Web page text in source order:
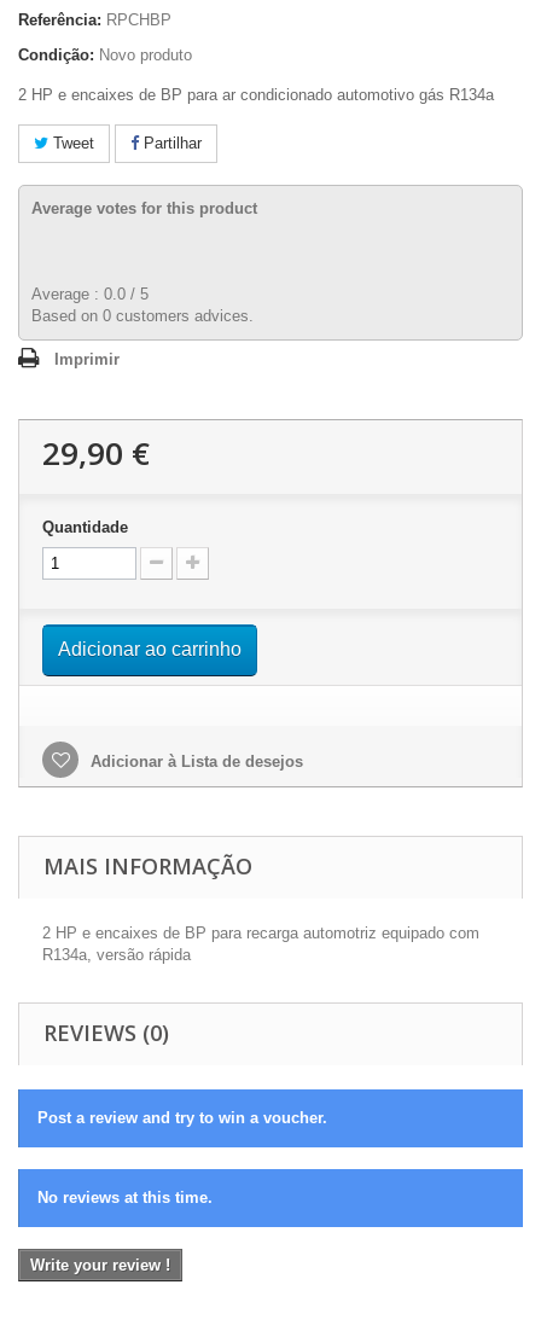
Referência: RPCHBP
Condição: Novo produto
2 HP e encaixes de BP para ar condicionado automotivo gás R134a
Tweet Partilhar
Average votes for this product
Average : 0.0 / 5
Based on 0 customers advices.
Imprimir
29,90 €
Quantidade
Adicionar ao carrinho
Adicionar à Lista de desejos
MAIS INFORMAÇÃO
2 HP e encaixes de BP para recarga automotriz equipado com
R134a, versão rápida
REVIEWS (0)
Post a review and try to win a voucher.
No reviews at this time.
Write your review !